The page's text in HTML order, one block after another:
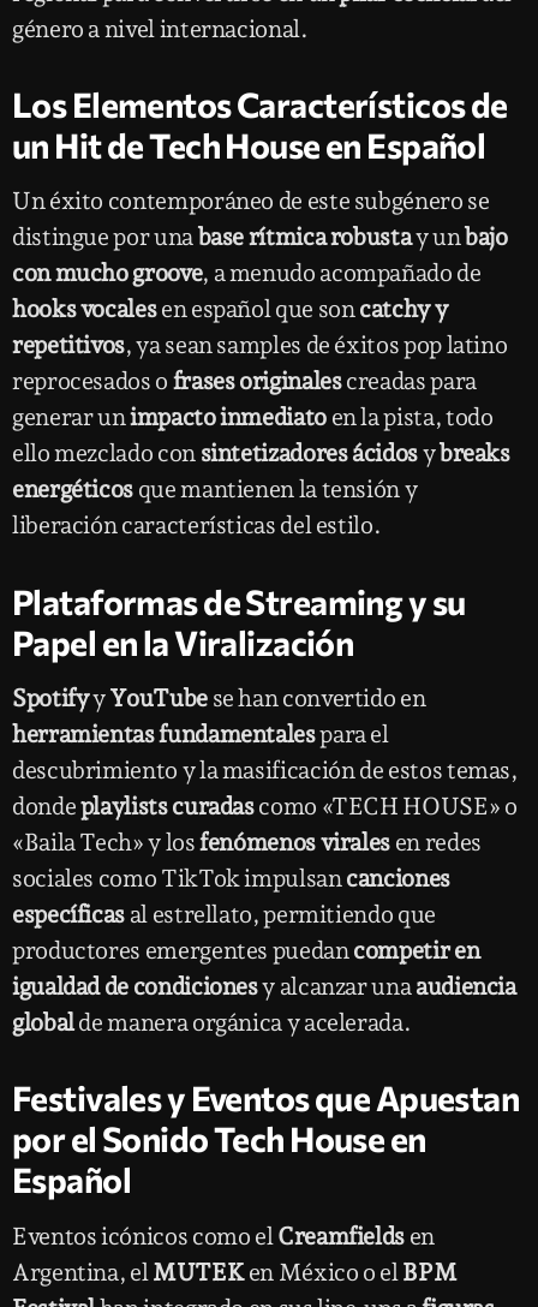
género a nivel internacional.
Los Elementos Característicos de
un Hit de Tech House en Español
Un éxito contemporáneo de este subgénero se
distingue por unabase rítmica robustay unbajo
con mucho groove, a menudo acompañado de
hooks vocalesen español que soncatchy y
repetitivos, ya sean samples de éxitos pop latino
reprocesados o frases originalescreadas para
generar unimpacto inmediatoen la pista, todo
ello mezclado con sintetizadores ácidosybreaks
energéticos que mantienen la tensión y
liberación características del estilo.
Plataformas de Streaming y su
Papel en la Viralización
SpotifyyYouTubese han convertido en
herramientas fundamentalespara el
descubrimiento y la masificación de estos temas,
dondeplaylists curadascomo «TECH HOUSE» o
«Baila Tech» y losfenómenos virales en redes
sociales como TikTok impulsancanciones
específicas al estrellato, permitiendo que
productores emergentes puedancompetir en
igualdad de condicionesy alcanzar unaaudiencia
globalde manera orgánica y acelerada.
Festivales y Eventos que Apuestan
por el Sonido Tech House en
Español
Eventos icónicos como el Creamfields en
Argentina, el MUTEKen México o el BPM